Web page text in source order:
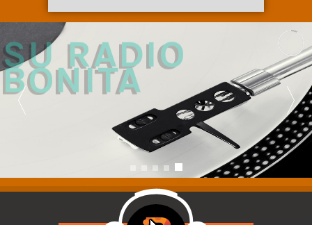
89.3 FM
SU RADIO
BONITA